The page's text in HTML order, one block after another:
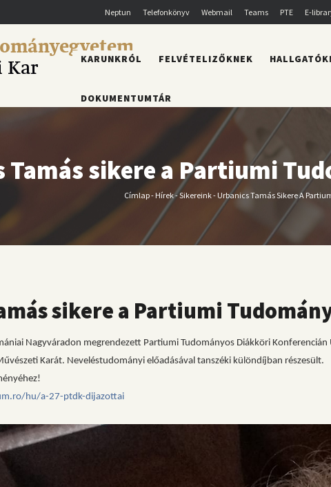
Neptun Telefonkönyv Webmail Teams PTE E-
Kar
FŐMENÜ
KARUNKRÓL FELVÉTELIZŐKNEK
DOKUMENTUMTÁR
Tamás sikere a Partiumi
Morzsa
Címlap- Hírek-Sikereink- Urbanics Tamás Sikere A
sikere a Partiumi
Nagyváradon megrendezett Partiumi Tudományos Diákköri
Karát. Neveléstudományi előadásával tanszéki különdíjban részesült.
hu/a-27-ptdk-dijazottai